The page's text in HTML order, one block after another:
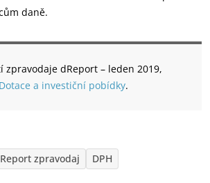
daně.
zpravodaje dReport – leden 2019,
a investiční pobídky.
zpravodaj DPH